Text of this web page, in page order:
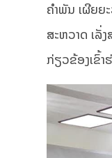
ຄຳພັນ ເຜີຍຍ
ສະຫວາດ ເລັ່
ກ່ຽວຂ້ອງເຂົ້າ